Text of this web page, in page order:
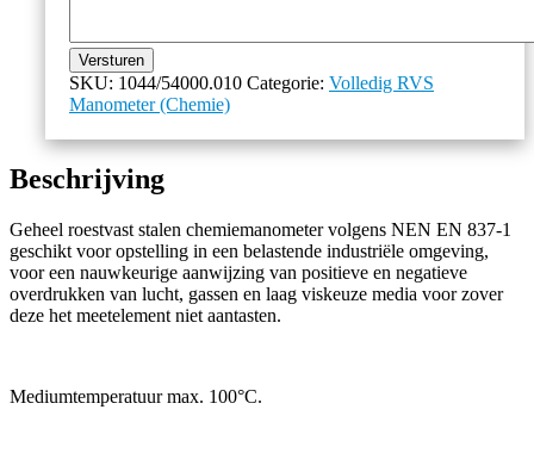
Versturen
SKU: 1044/54000.010 Categorie: Volledig RVS
Manometer (Chemie)
Beschrijving
Geheel roestvast stalen chemiemanometer volgens NEN EN 837-1
geschikt voor opstelling in een belastende industriële omgeving,
voor een nauwkeurige aanwijzing van positieve en negatieve
overdrukken van lucht, gassen en laag viskeuze media voor zover
deze het meetelement niet aantasten.
Mediumtemperatuur max. 100°C.